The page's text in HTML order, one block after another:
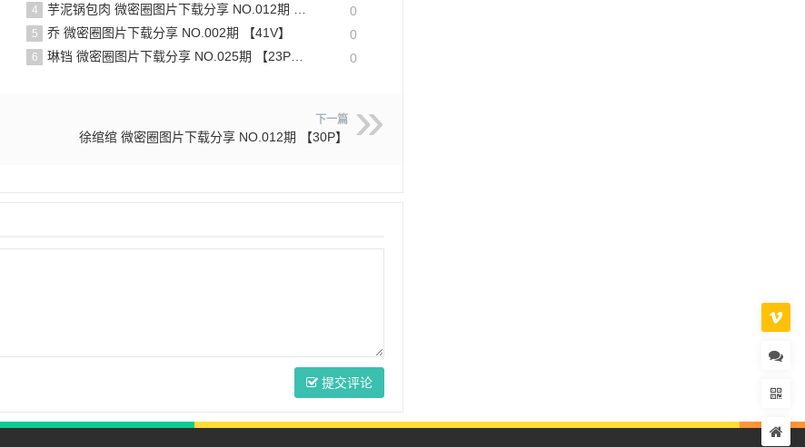
4 芋泥锅包肉 微密圈图片下载分享 NO.012期 【9P】最新至：2023.7.5 0
5 乔 微密圈图片下载分享 NO.002期 【41V】 0
6 琳铛 微密圈图片下载分享 NO.025期 【23P】最新至：2023.7.8 0
下一篇
徐绾绾 微密圈图片下载分享 NO.012期 【30P】
提交评论